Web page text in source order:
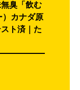
臭「飲む
）カナダ原
ト済｜た